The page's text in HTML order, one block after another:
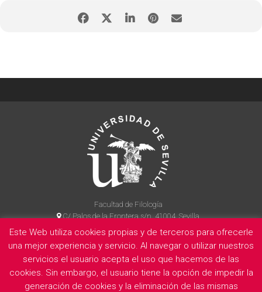
Facultad de Filología
C/ Palos de la Frontera s/n, 41004, Sevilla
954 55 14 90
La Facultad Información legal Politica de privacidad Cookies
Este Web utiliza cookies propias y de terceros para ofrecerle
una mejor experiencia y servicio. Al navegar o utilizar nuestros
servicios el usuario acepta el uso que hacemos de las
cookies. Sin embargo, el usuario tiene la opción de impedir la
generación de cookies y la eliminación de las mismas